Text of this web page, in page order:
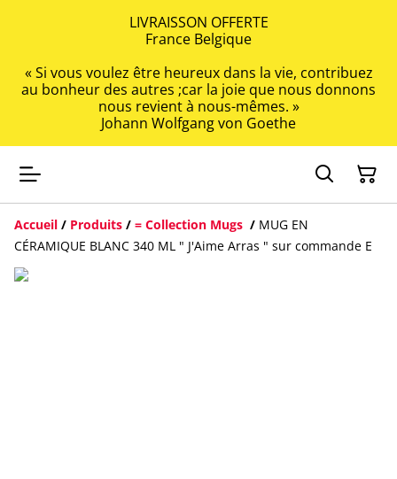
LIVRAISSON OFFERTE
France Belgique
« Si vous voulez être heureux dans la vie, contribuez
au bonheur des autres ;car la joie que nous donnons
nous revient à nous-mêmes. »
Johann Wolfgang von Goethe
Accueil / Produits / = Collection Mugs / MUG EN
CÉRAMIQUE BLANC 340 ML " J'Aime Arras " sur commande E